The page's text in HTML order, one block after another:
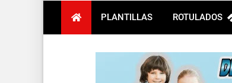
PLANTILLAS ROTULADOS